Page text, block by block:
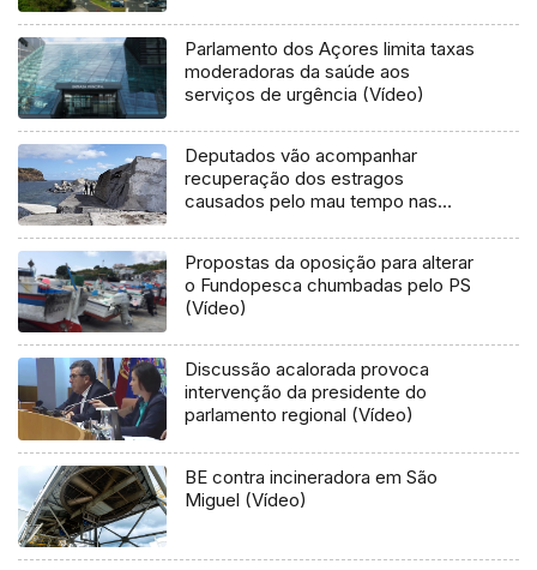
Parlamento dos Açores limita taxas
moderadoras da saúde aos
serviços de urgência (Vídeo)
Deputados vão acompanhar
recuperação dos estragos
causados pelo mau tempo nas
Propostas da oposição para alterar
o Fundopesca chumbadas pelo PS
(Vídeo)
Discussão acalorada provoca
intervenção da presidente do
parlamento regional (Vídeo)
BE contra incineradora em São
Miguel (Vídeo)